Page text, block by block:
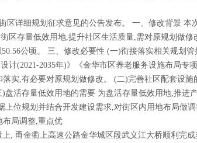
详细规划征求意见的公告发布。 一、修改背景 本
区存量低效用地,提升社区生活质量,需对原规划做修
公顷。 三、修改必要性 (一)衔接落实相关规划
(2021-2035年)》《金华市区养老服务设施布局专
实,有必要对原规划做修改。 (二)完善社区配套设施
活存量低效用地的需要 为盘活存量低效用地,推进
位规划并结合开发建设需求,对街区内用地布局做
布局调整,重点优
甬金衢上高速公路金华城区段武义江大桥顺利完成